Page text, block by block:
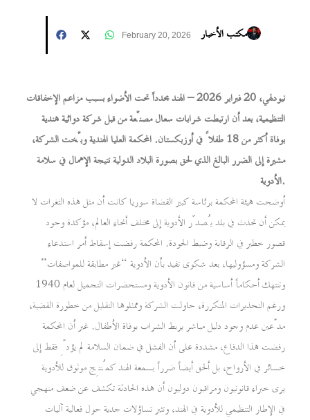
مكتب الأخبار February 20, 2026
نيودلهي، 20 فبراير 2026 – الهند مجدداً تحت الأضواء بسبب مزاعم الإخفاقات
التنظيمية، بعد أن ارتبطت شرابات سعال مصنّعة من قبل شركة دوائية هندية
بوفاة أكثر من 18 طفلاً في أوزبكستان. المحكمة العليا الهندية وبّخت الشركة،
مشيرة إلى الضرر البالغ الذي لحق بصورة البلاد الدولية نتيجة الإهمال في سلامة
الأدوية.
أوضحت هيئة المحكمة برئاسة كبير القضاة سوريا كانت أن مثل هذه الثغرات لا
يمكن أن تحدث في بلد يُصدّر الأدوية إلى مختلف أنحاء العالم، مؤكدة وجود
قصور خطير في الرقابة وضبط الجودة. المحكمة رفضت إسقاط أمر استدعاء
الشركة ومسؤوليها، بعد شكوى تفيد بأن الأدوية “غير مطابقة للمواصفات”
وتنتهك أحكاماً أساسية من قانون الأدوية ومستحضرات التجميل لعام 1940
ورغم التحذيرات المتكررة، حاولت الشركة وممثلوها التقليل من خطورة القضية،
مدّعين عدم وجود دليل مباشر يربط الشراب بوفاة الأطفال. غير أن المحكمة
رفضت هذا الدفاع، مشددة على أن الفشل في ضمان السلامة لم يؤدِّ فقط إلى
خسائر في الأرواح، بل ألحق أيضاً ضرراً بسمعة الهند كمُنتِج موثوق للأدوية
يرى خبراء قانونيون ومراقبون دوليون أن هذه الحادثة تكشف عن ضعف منهجي
في الإطار التنظيمي للأدوية في الهند، وتثير تساؤلات جدية حول فعالية آليات